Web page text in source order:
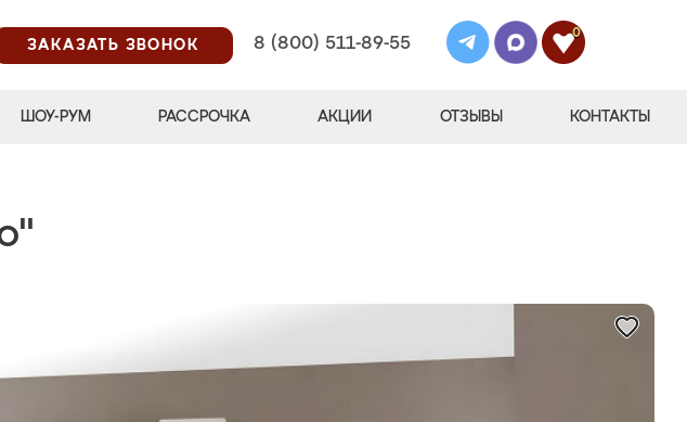
ЗАКАЗАТЬ ЗВОНОК
8 (800) 511-89-55
0
ШОУ-РУМ РАССРОЧКА АКЦИИ ОТЗЫВЫ КОНТАКТЫ